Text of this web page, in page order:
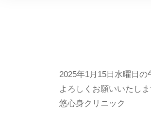
2025年1月15日水曜日の
よろしくお願いいたしま
悠心身クリニック